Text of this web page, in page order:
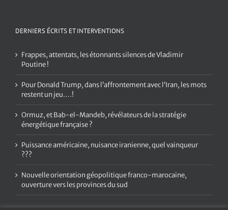
DERNIERS ÉCRITS ET INTERVENTIONS
Frappes, attentats, les étonnants silences de Vladimir
Poutine !
Pour Donald Trump, dans l’affrontement avec l’Iran, les mots
restent un jeu….!
Ormuz, et Bab-el-Mandeb, révélateurs de la stratégie
énergétique française ?
Puissance américaine, nuisance iranienne, quel vainqueur
???
Nouvelle orientation géopolitique franco-marocaine,
ouverture vers les provinces du sud